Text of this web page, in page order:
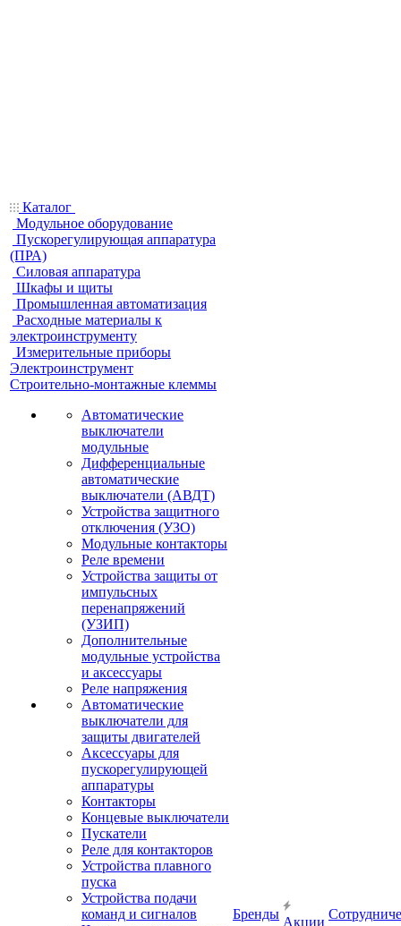
Каталог
Модульное оборудование
Пускорегулирующая аппаратура
(ПРА)
Силовая аппаратура
Шкафы и щиты
Промышленная автоматизация
Расходные материалы к
электроинструменту
Измерительные приборы
Электроинструмент
Строительно-монтажные клеммы
Автоматические
выключатели
модульные
Дифференциальные
автоматические
выключатели (АВДТ)
Устройства защитного
отключения (УЗО)
Модульные контакторы
Реле времени
Устройства защиты от
импульсных
перенапряжений
(УЗИП)
Дополнительные
модульные устройства
и аксессуары
Реле напряжения
Автоматические
выключатели для
защиты двигателей
Аксессуары для
пускорегулирующей
аппаратуры
Контакторы
Концевые выключатели
Пускатели
Реле для контакторов
Устройства плавного
пуска
Устройства подачи
команд и сигналов
Бренды
Акции